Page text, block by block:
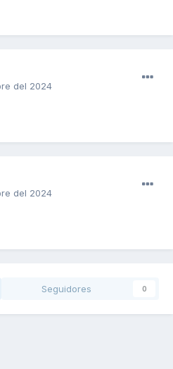
del 2024
del 2024
Seguidores 0